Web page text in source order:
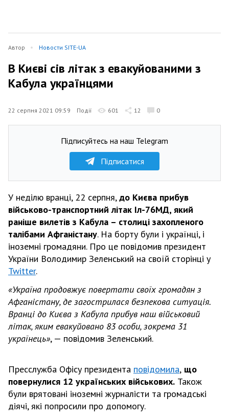
Автор Новости SITE-UA
В Києві сів літак з евакуйованими з
Кабула українцями
22 серпня 2021 09:59 Події 601 12 0
Підписуйтесь на наш Telegram
Підписатися
У неділю вранці, 22 серпня,до Києва прибув
військово-транспортний літак Іл-76МД, який
раніше вилетів з Кабула – столиці захопленого
талібами Афганістану. На борту були і українці, і
іноземні громадяни. Про це повідомив президент
України Володимир Зеленський на своїй сторінці у
Twitter.
«Україна продовжує повертати своїх громадян з
Афганістану, де загострилася безпекова ситуація.
Вранці до Києва з Кабула прибув наш військовий
літак, яким евакуйовано 83 особи, зокрема 31
українець», — повідомив Зеленський.
Пресслужба Офісу президента повідомила, що
повернулися 12 українських військових. Також
були врятовані іноземні журналісти та громадські
діячі, які попросили про допомогу.